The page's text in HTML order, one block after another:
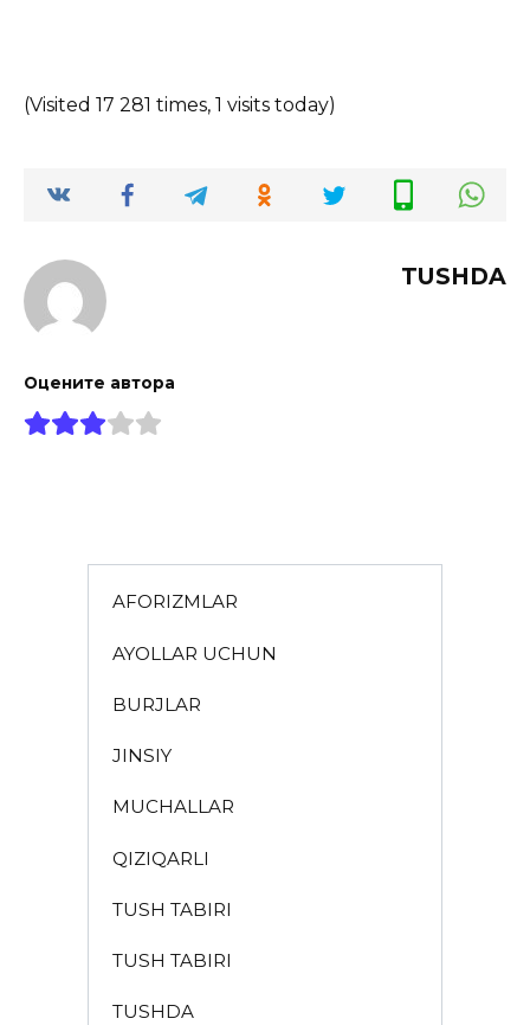
(Visited 17 281 times, 1 visits today)
TUSHDA
Оцените автора
AFORIZMLAR
AYOLLAR UCHUN
BURJLAR
JINSIY
MUCHALLAR
QIZIQARLI
TUSH TABIRI
TUSH TABIRI
TUSHDA